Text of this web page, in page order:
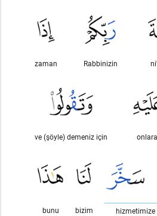
Rabbinizin
zaman
onlara
ve (şöyle) demeniz için
hizmetimize
bizim
bunu